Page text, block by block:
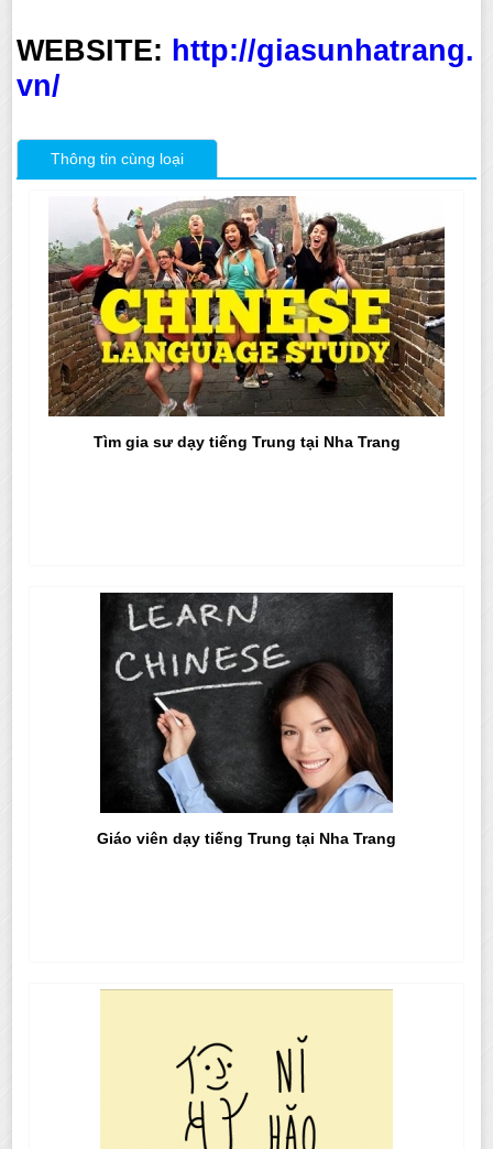
WEBSITE: http://giasunhatrang.
vn/
Thông tin cùng loại
Tìm gia sư dạy tiếng Trung tại Nha Trang
Giáo viên dạy tiếng Trung tại Nha Trang